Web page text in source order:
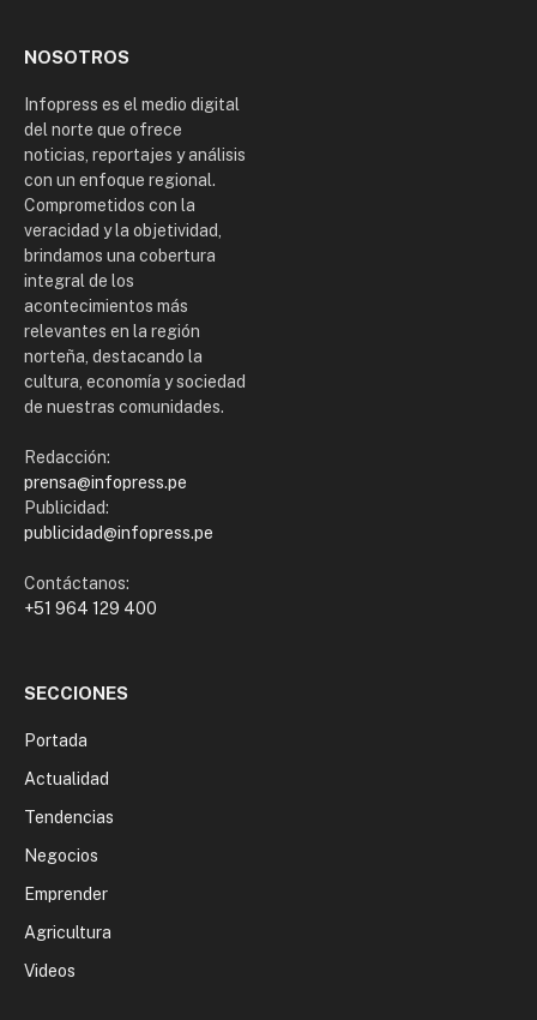
NOSOTROS
Infopress es el medio digital
del norte que ofrece
noticias, reportajes y análisis
con un enfoque regional.
Comprometidos con la
veracidad y la objetividad,
brindamos una cobertura
integral de los
acontecimientos más
relevantes en la región
norteña, destacando la
cultura, economía y sociedad
de nuestras comunidades.
Redacción:
prensa@infopress.pe
Publicidad:
publicidad@infopress.pe
Contáctanos:
+51 964 129 400
SECCIONES
Portada
Actualidad
Tendencias
Negocios
Emprender
Agricultura
Videos